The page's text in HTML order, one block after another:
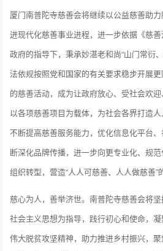
厦门南普陀寺慈善会将继续以公益慈善助
进现代化慈善事业进程，进一步依据《慈
政府的指导下，秉承妙湛老和尚“山门常衍
法依规按照党和国家的有关要求稳步开展
的慈善活动，成为让政府放心、受社会欢迎
以各项慈善项目为载体，为社会各界打造人
不断提高慈善服务能力，优化信息化平台
断深化品牌传播，进一步向更专业化、规
组织转型，营造“人人可慈善、人人做慈善”
慈心为人，善举济世。南普陀寺慈善会将
社会主义思想为指导，践行初心和使命，
伟大脱贫攻坚精神，助力推进乡村振兴，